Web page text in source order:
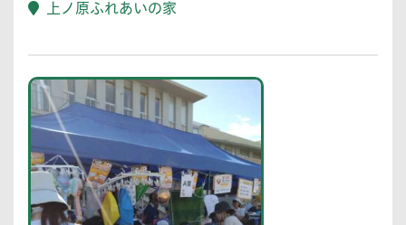
上ノ原ふれあいの家